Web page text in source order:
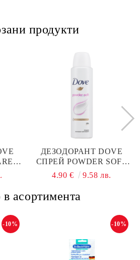
продукти
ДЕЗОДОРАНТ DOVE
СПРЕЙ POWDER SOFT
200МЛ
4.90 € 9.58 лв.
асортимента
-10% -10%